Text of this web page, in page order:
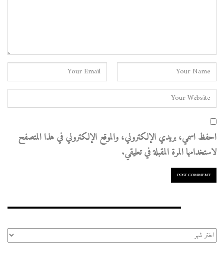
احفظ اسمي، بريدي الإلكتروني، والموقع الإلكتروني في هذا المتصفح
لاستخدامها المرة المقبلة في تعليقي.
الأرشيف